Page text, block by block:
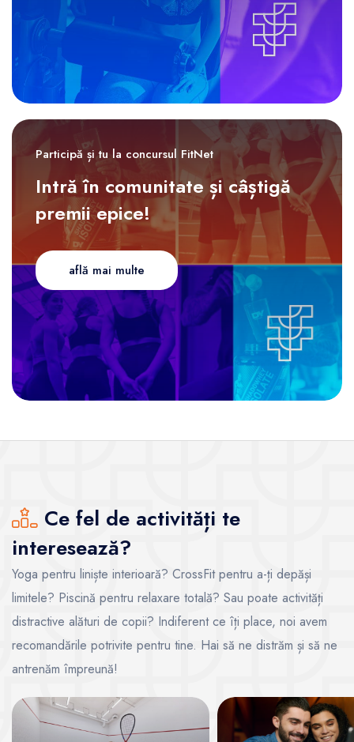
Participă și tu la concursul FitNet
Intră în comunitate și câștigă
premii epice!
află mai multe
Ce fel de activități te
interesează?
Yoga pentru liniște interioară? CrossFit pentru a-ți depăși
limitele? Piscină pentru relaxare totală? Sau poate activități
distractive alături de copii? Indiferent ce îți place, noi avem
recomandările potrivite pentru tine. Hai să ne distrăm și să ne
antrenăm împreună!